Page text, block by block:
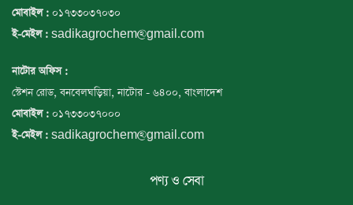
মোবাইল : ০১৭৩৩০৩৭০৩০
ই-মেইল : sadikagrochem@gmail.com
নাটোর অফিস :
স্টেশন রোড, বনবেলঘড়িয়া, নাটোর - ৬৪০০, বাংলাদেশ
মোবাইল : ০১৭৩৩০৩৭০০০
ই-মেইল : sadikagrochem@gmail.com
পণ্য ও সেবা